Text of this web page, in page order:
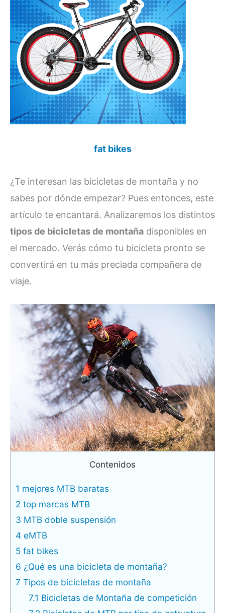
fat bikes
¿Te interesan las bicicletas de montaña y no
sabes por dónde empezar? Pues entonces, este
artículo te encantará. Analizaremos los distintos
tipos de bicicletas de montaña disponibles en
el mercado. Verás cómo tu bicicleta pronto se
convertirá en tu más preciada compañera de
viaje.
Contenidos
1 mejores MTB baratas
2 top marcas MTB
3 MTB doble suspensión
4 eMTB
5 fat bikes
6 ¿Qué es una bicicleta de montaña?
7 Tipos de bicicletas de montaña
7.1 Bicicletas de Montaña de competición